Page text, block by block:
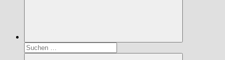
Suchen
nach: